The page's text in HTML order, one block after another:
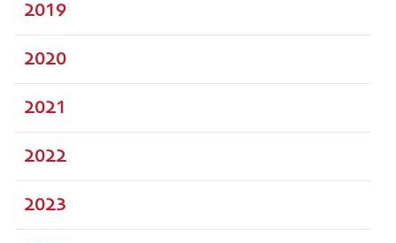
2019
2020
2021
2022
2023